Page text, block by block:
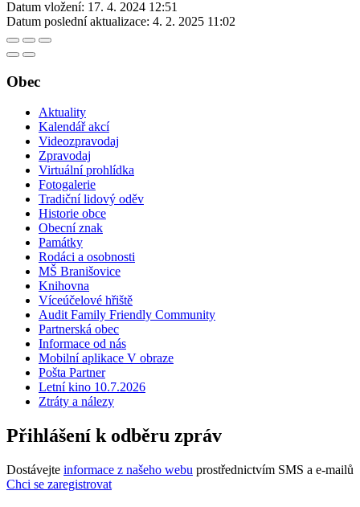
Datum vložení: 17. 4. 2024 12:51
Datum poslední aktualizace: 4. 2. 2025 11:02
Obec
Aktuality
Kalendář akcí
Videozpravodaj
Zpravodaj
Virtuální prohlídka
Fotogalerie
Tradiční lidový oděv
Historie obce
Obecní znak
Památky
Rodáci a osobnosti
MŠ Branišovice
Knihovna
Víceúčelové hřiště
Audit Family Friendly Community
Partnerská obec
Informace od nás
Mobilní aplikace V obraze
Pošta Partner
Letní kino 10.7.2026
Ztráty a nálezy
Přihlášení k odběru zpráv
Dostávejte informace z našeho webu prostřednictvím SMS a e-mailů
Chci se zaregistrovat